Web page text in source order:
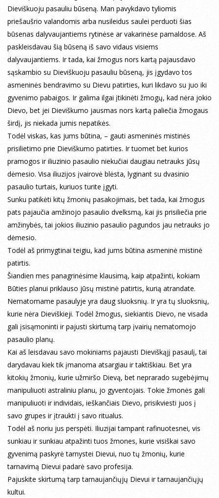
Dieviškuoju pasauliu būseną. Man pavykdavo tyliomis
priešaušrio valandomis arba nusileidus saulei perduoti šias
būsenas dalyvaujantiems rytinėse ar vakarinėse pamaldose. Aš
paskleisdavau šią būseną iš savo vidaus visiems
dalyvaujantiems. Ir tada, kai žmogus nors kartą pajausdavo
sąskambio su Dieviškuoju pasauliu būseną, jis įgydavo tos
asmeninės bendravimo su Dievu patirties, kuri likdavo su juo iki
gyvenimo pabaigos. Ir galima ilgai įtikinėti žmogų, kad nėra jokio
Dievo, bet jei Dieviškumo jausmas nors kartą paliečia žmogaus
širdį, jis niekada jumis nepatikės.
Todėl viskas, kas jums būtina, – gauti asmeninės mistinės
prisilietimo prie Dieviškumo patirties. Ir tuomet bet kurios
pramogos ir iliuzinio pasaulio niekučiai daugiau netrauks jūsų
dėmesio. Visa iliuzijos įvairovė blėsta, lyginant su dvasinio
pasaulio turtais, kuriuos turite įgyti.
Sunku patikėti kitų žmonių pasakojimais, bet tada, kai žmogus
pats pajaučia amžinojo pasaulio dvelksmą, kai jis prisiliečia prie
amžinybės, tai jokios iliuzinio pasaulio pagundos jau netrauks jo
dėmesio.
Todėl aš primygtinai teigiu, kad jums būtina asmeninė mistinė
patirtis.
Šiandien mes panagrinėsime klausimą, kaip atpažinti, kokiam
Būties planui priklauso jūsų mistinė patirtis, kurią atrandate.
Nematomame pasaulyje yra daug sluoksnių. Ir yra tų sluoksnių,
kurie nėra Dieviškieji. Todėl žmogus, siekiantis Dievo, ne visada
gali įsisąmoninti ir pajusti skirtumą tarp įvairių nematomojo
pasaulio planų.
Kai aš leisdavau savo mokiniams pajausti Dieviškąjį pasaulį, tai
darydavau kiek tik įmanoma atsargiau ir taktiškiau. Bet yra
kitokių žmonių, kurie užmiršo Dievą, bet neprarado sugebėjimų
manipuliuoti astraliniu planu, jo gyventojais. Tokie žmonės gali
manipuliuoti ir individais, ieškančiais Dievo, prisikviesti juos į
savo grupes ir įtraukti į savo ritualus.
Todėl aš noriu jus perspėti. Iliuzijai tampant rafinuotesnei, vis
sunkiau ir sunkiau atpažinti tuos žmones, kurie visiškai savo
gyvenimą paskyrė tarnystei Dievui, nuo tų žmonių, kurie
tarnavimą Dievui padarė savo profesija.
Pajuskite skirtumą tarp tarnaujančiųjų Dievui ir tarnaujančiųjų
kultui.